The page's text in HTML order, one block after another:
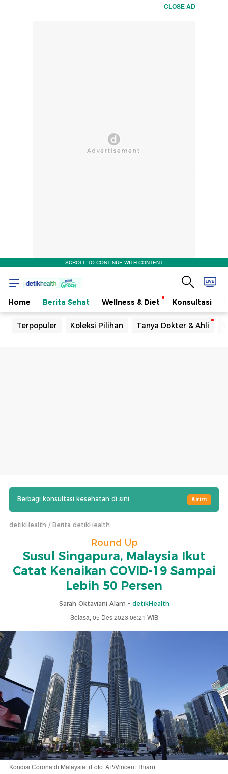
CLOSE AD
SCROLL TO CONTINUE WITH CONTENT
Home Berita Sehat Wellness & Diet Konsultasi
Terpopuler Koleksi Pilihan Tanya Dokter & Ahli
Berbagi konsultasi kesehatan di sini Kirim
detikHealth Berita detikHealth
Round Up
Susul Singapura, Malaysia Ikut
Catat Kenaikan COVID-19 Sampai
Lebih 50 Persen
Sarah Oktaviani Alam - detikHealth
Selasa, 05 Des 2023 06:21 WIB
Kondisi Corona di Malaysia. (Foto: AP/Vincent Thian)